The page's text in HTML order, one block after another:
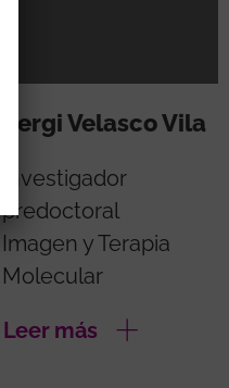
Sergi Velasco Vila
Investigador
predoctoral
Imagen y Terapia
Molecular
Leer más